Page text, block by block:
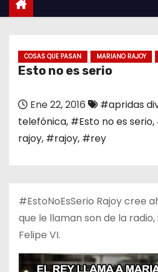
COSAS QUE PASAN MARIANO RAJOY
Esto no es serio
Ene 22, 2016 #apridas
telefónica, #Esto no es serio,
rajoy, #rajoy, #rey
#EstoNoEsSerio Rajoy cree
que le llaman son de la radio,
Felipe VI.